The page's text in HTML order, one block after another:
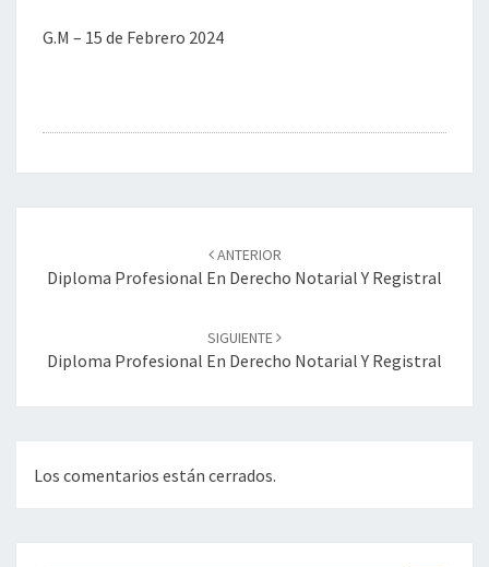
G.M – 15 de Febrero 2024
entradas
ANTERIOR
Diploma Profesional En Derecho Notarial Y Registral
SIGUIENTE
Diploma Profesional En Derecho Notarial Y Registral
Los comentarios están cerrados.